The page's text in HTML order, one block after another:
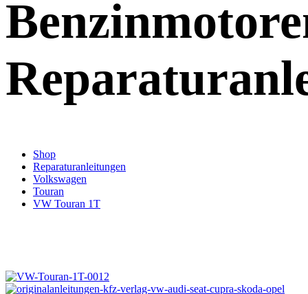
Shop
Reparaturanleitungen
Volkswagen
Touran
VW Touran 1T